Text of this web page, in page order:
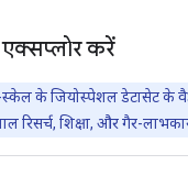
करें
स्केल के जियोस्पेशल डेटासेट के
रिसर्च, शिक्षा, और गैर-